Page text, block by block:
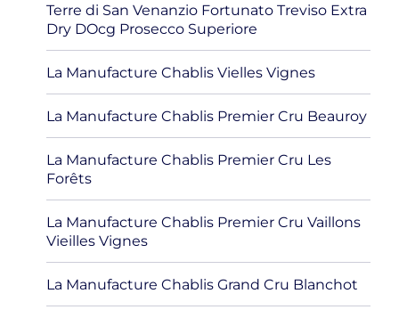
Terre di San Venanzio Fortunato Treviso Extra
Dry DOcg Prosecco Superiore
La Manufacture Chablis Vielles Vignes
La Manufacture Chablis Premier Cru Beauroy
La Manufacture Chablis Premier Cru Les
Forêts
La Manufacture Chablis Premier Cru Vaillons
Vieilles Vignes
La Manufacture Chablis Grand Cru Blanchot